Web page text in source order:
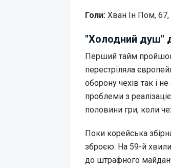
Голи: Хван Ін Пом,
"Холодний душ"
Перший тайм пройшов
перестріляла
оборону чехів так і
проблеми з
половини гри, коли
Поки корейська
зброєю. На 59-й
до штрафного